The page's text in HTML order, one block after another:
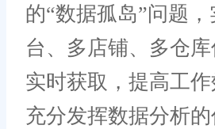
的“数据孤岛”问题
台、多店铺、多仓
实时获取，提高工
充分发挥数据分析的